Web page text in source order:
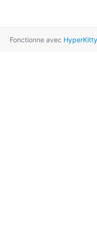
Fonctionne avec HyperKitty